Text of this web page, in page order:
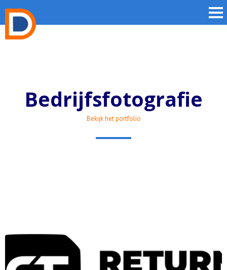
Bedrijfsfotografie
Bekijk het portfolio